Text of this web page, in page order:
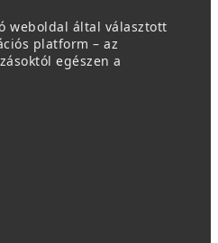
weboldal által választott
platform – az
egészen a